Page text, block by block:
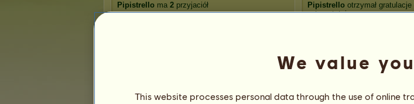
Pipistrello ma 2 przyjaciół
Pipistrello otrzymał gratulacje
w to ostatnio:
mielonka
240 dni
593 dni
We value
This website processes personal data through the use of online